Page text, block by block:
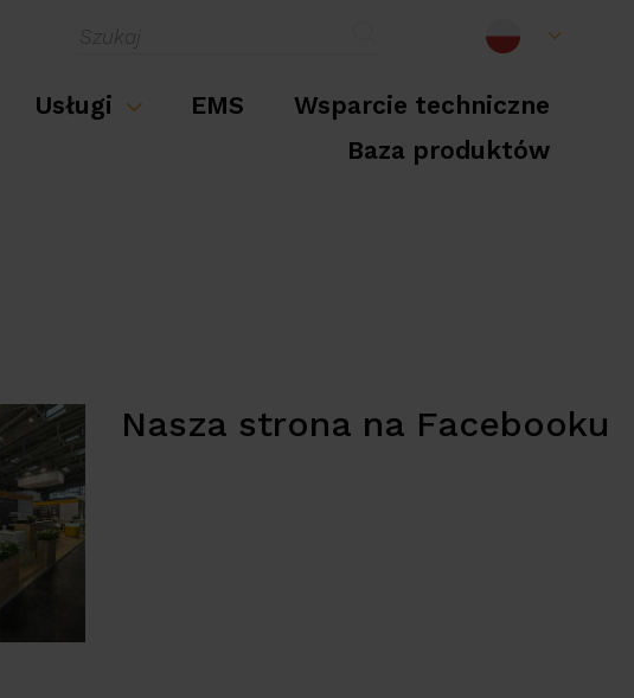
Usługi EMS
Wsparcie techniczne
Baza produktów
Nasza strona na Facebooku